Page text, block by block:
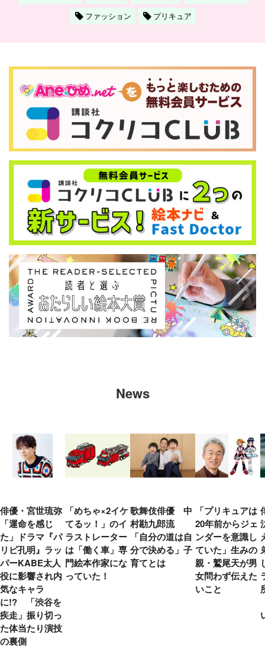
ファッション
プリキュア
News
俳優・宮世琉弥
「運命を感じ
た」ドラマ『パ
リピ孔明』ラッ
パーKABE太人
役に影響され内
気なキャラ
に!? 「渋谷を
疾走」振り切っ
た体当たり演技
の裏側
「めちゃ×2イケ
てるッ！」のイ
ラストレーター
は「働く車」専
門絵本作家にな
っていた！
歌舞伎俳優 中
村勘九郎流
「自分の道は自
分で決める」子
育てとは
「プリキュアは
20年前からジェ
ンダーを意識し
ていた」生みの
親・鷲尾天が男
女問わず伝えた
いこと